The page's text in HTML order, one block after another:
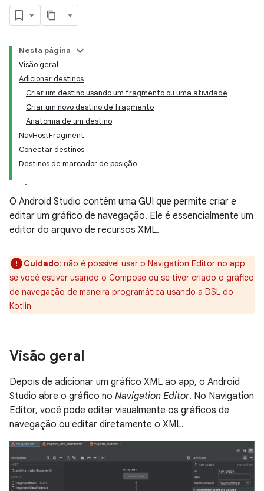
Nesta página
Visão geral
Adicionar destinos
Criar um destino usando um fragmento ou uma atividade
Criar um novo destino de fragmento
Anatomia de um destino
NavHostFragment
Conectar destinos
Destinos de marcador de posição
O Android Studio contém uma GUI que permite criar e
editar um gráfico de navegação. Ele é essencialmente um
editor do arquivo de recursos XML.
Cuidado: não é possível usar o Navigation Editor no app
se você estiver usando o Compose ou se tiver criado o gráfico
de navegação de maneira programática usando a DSL do
Kotlin
Visão geral
Depois de adicionar um gráfico XML ao app, o Android
Studio abre o gráfico no Navigation Editor. No Navigation
Editor, você pode editar visualmente os gráficos de
navegação ou editar diretamente o XML.